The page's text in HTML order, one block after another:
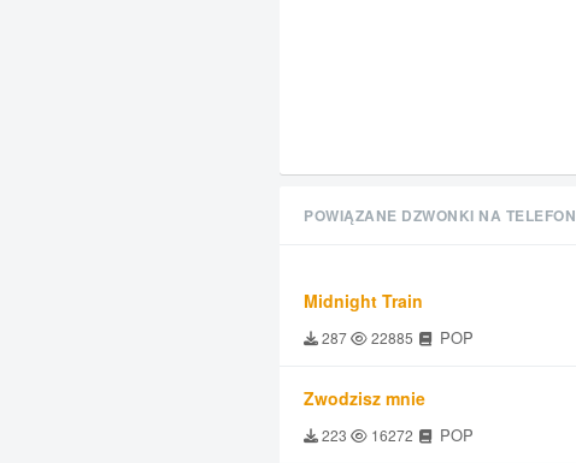
POWIĄZANE DZWONKI NA TELEFON
Midnight Train
287 22885 POP
Zwodzisz mnie
223 16272 POP